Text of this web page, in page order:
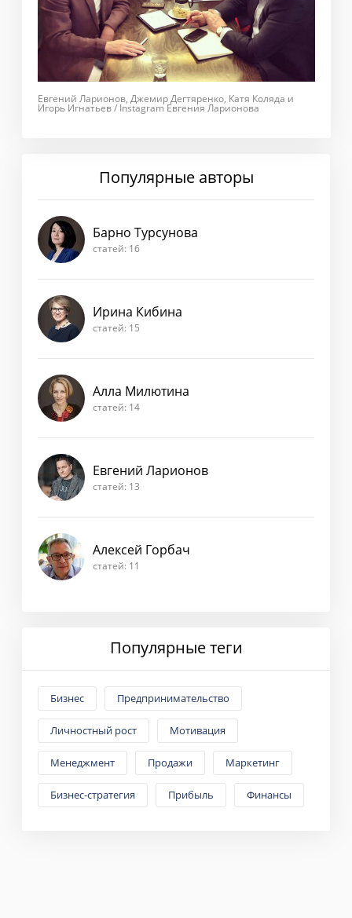
Евгений Ларионов, Джемир Дегтяренко, Катя Коляда и
Игорь Игнатьев / Instagram Евгения Ларионова
Популярные авторы
Барно Турсунова
статей: 16
Ирина Кибина
статей: 15
Алла Милютина
статей: 14
Евгений Ларионов
статей: 13
Алексей Горбач
статей: 11
Популярные теги
Бизнес Предпринимательство
Личностный рост Мотивация
Менеджмент Продажи Маркетинг
Бизнес-стратегия Прибыль Финансы